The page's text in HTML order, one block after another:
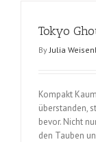
Tokyo
ByJulia
Kompakt
überstanden,
bevor. Nicht
den Tauben